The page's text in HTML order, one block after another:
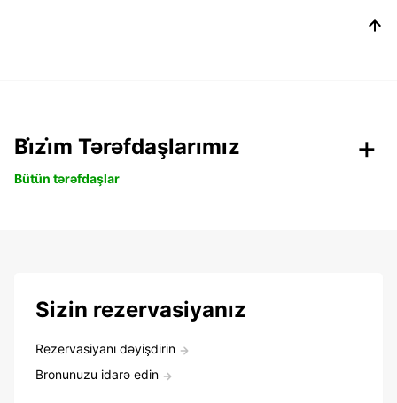
Bi̇zi̇m Tərəfdaşlarımız
Bütün tərəfdaşlar
Sizin rezervasiyanız
Rezervasiyanı dəyişdirin
Bronunuzu idarə edin